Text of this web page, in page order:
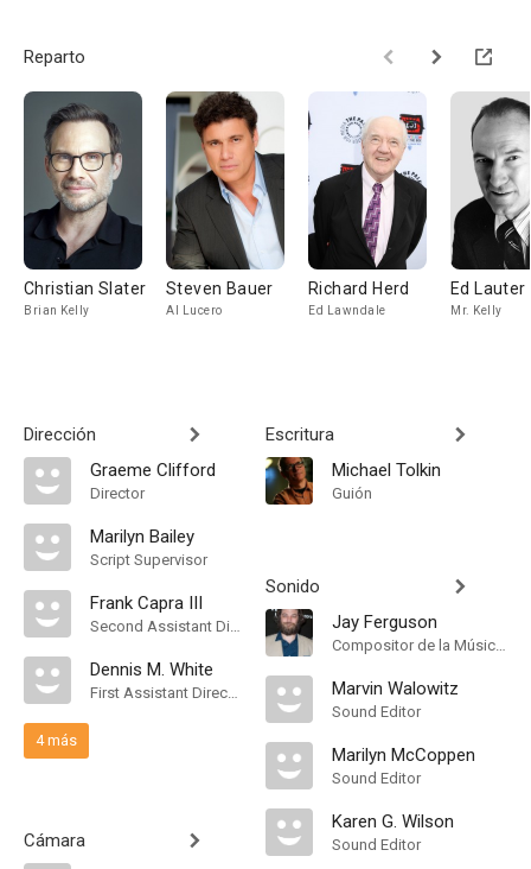
Reparto
Christian Slater
Brian Kelly
Steven Bauer
Al Lucero
Richard Herd
Ed Lawndale
Ed Lauter
Mr. Kelly
Dirección
Graeme Clifford
Director
Marilyn Bailey
Script Supervisor
Frank Capra III
Second Assistant Director
Dennis M. White
First Assistant Director
4 más
Cámara
Escritura
Michael Tolkin
Guión
Sonido
Jay Ferguson
Compositor de la Música Original
Marvin Walowitz
Sound Editor
Marilyn McCoppen
Sound Editor
Karen G. Wilson
Sound Editor